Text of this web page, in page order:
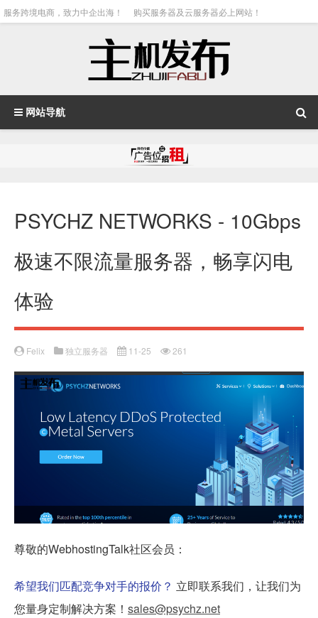
服务跨境电商，致力中企出海！ 购买服务器及云服务器必上网站！
网站导航
PSYCHZ NETWORKS - 10Gbps
极速不限流量服务器，畅享闪电
体验
Felix 独立服务器 11-25 261
尊敬的WebhostingTalk社区会员：
希望我们匹配竞争对手的报价？ 立即联系我们，让我们为
您量身定制解决方案！ sales@psychz.net